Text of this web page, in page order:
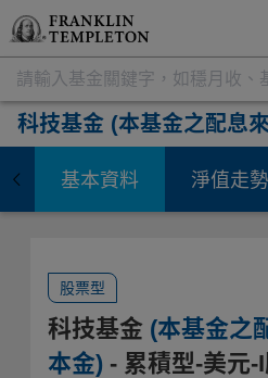
科技基金 (本基金之配息
基本資料 淨值走勢
股票型
科技基金 (本基金之
本金) - 累積型-美元-